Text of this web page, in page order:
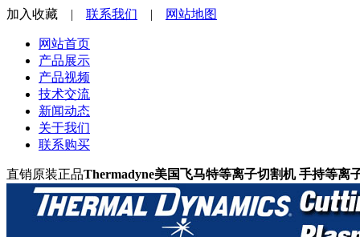
加入收藏 | 联系我们 | 网站地图
网站首页
产品展示
产品视频
技术交流
新闻动态
关于我们
联系购买
直销原装正品Thermadyne美国飞马特等离子切割机 手持等离